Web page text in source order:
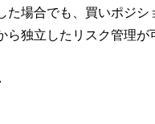
た場合でも、買いポジ
ら独立したリスク管理が